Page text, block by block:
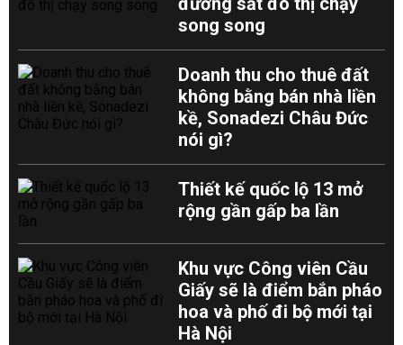
song song
Doanh thu cho thuê đất
không bằng bán nhà liền
kề, Sonadezi Châu Đức
nói gì?
Thiết kế quốc lộ 13 mở
rộng gần gấp ba lần
Khu vực Công viên Cầu
Giấy sẽ là điểm bắn pháo
hoa và phố đi bộ mới tại
Hà Nội